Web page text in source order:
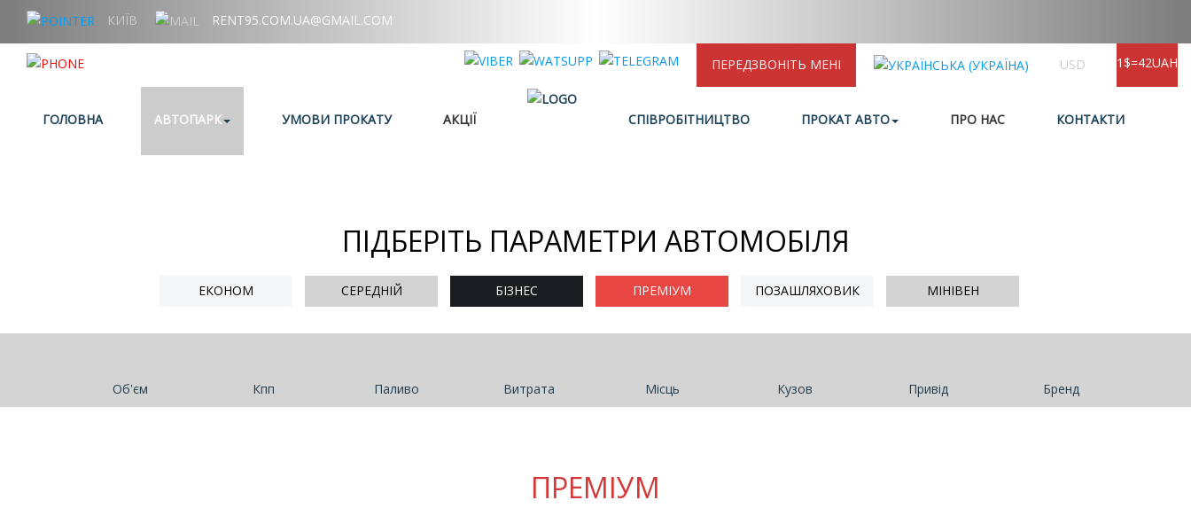
КИЇВ RENT95.COM.UA@GMAIL.COM
ПЕРЕДЗВОНІТЬ МЕНІ USD 1$=42UAH
ГОЛОВНА АВТОПАРК УМОВИ ПРОКАТУ АКЦІЇ СПІВРОБІТНИЦТВО ПРОКАТ АВТО ПРО НАС КОНТАКТИ
ПІДБЕРІТЬ ПАРАМЕТРИ АВТОМОБІЛЯ
ЕКОНОМ СЕРЕДНІЙ БІЗНЕС ПРЕМІУМ ПОЗАШЛЯХОВИК МІНІВЕН
Об'єм Кпп Паливо Витрата Місць Кузов Привід Бренд
ПРЕМІУМ